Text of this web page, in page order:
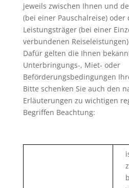
jeweils zwischen Ihnen und
(bei einer Pauschalreise) oder
Leistungsträger (bei einer
verbundenen
Dafür gelten die Ihnen
Unterbringungs-, Miet- oder
Beförderungsbedingungen
Bitte schenken Sie auch den
Erläuterungen zu wichtigen
Begriffen Beachtung: